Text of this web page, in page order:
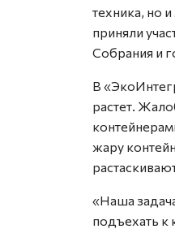
техника, но
приняли
Собрания и
В
растет.
жару
«Наша
подъехать к